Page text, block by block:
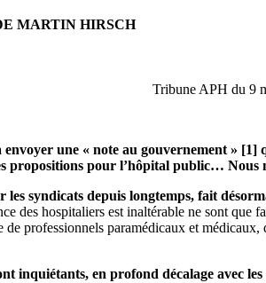
MARTIN HIRSCH
Tribune APH du 9
une « note au gouvernement »
propositions pour l’hôpital public…
syndicats depuis longtemps, fait
des hospitaliers est inaltérable ne sont
professionnels paramédicaux et
inquiétants, en profond décalage avec